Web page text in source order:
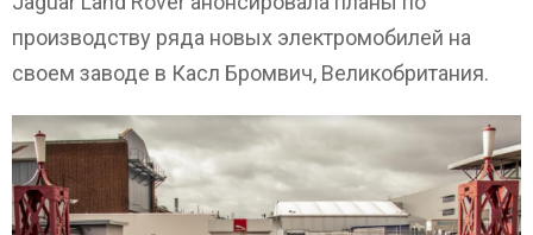
производству ряда новых электромобилей на
своем заводе в Касл Бромвич, Великобритания.